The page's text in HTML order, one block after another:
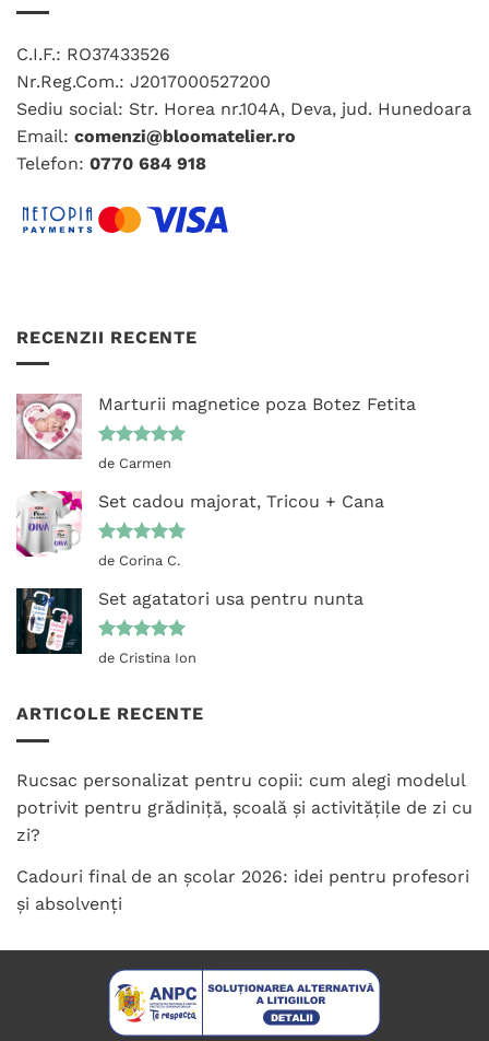
C.I.F.: RO37433526
Nr.Reg.Com.: J2017000527200
Sediu social: Str. Horea nr.104A, Deva, jud. Hunedoara
Email: comenzi@bloomatelier.ro
Telefon: 0770 684 918
RECENZII RECENTE
Marturii magnetice poza Botez Fetita
Evaluat la
de Carmen
Set cadou majorat, Tricou + Cana
Evaluat la
de Corina C.
Set agatatori usa pentru nunta
Evaluat la
de Cristina Ion
ARTICOLE RECENTE
Rucsac personalizat pentru copii: cum alegi modelul
potrivit pentru grădiniță, școală și activitățile de zi cu
zi?
Cadouri final de an școlar 2026: idei pentru profesori
și absolvenți